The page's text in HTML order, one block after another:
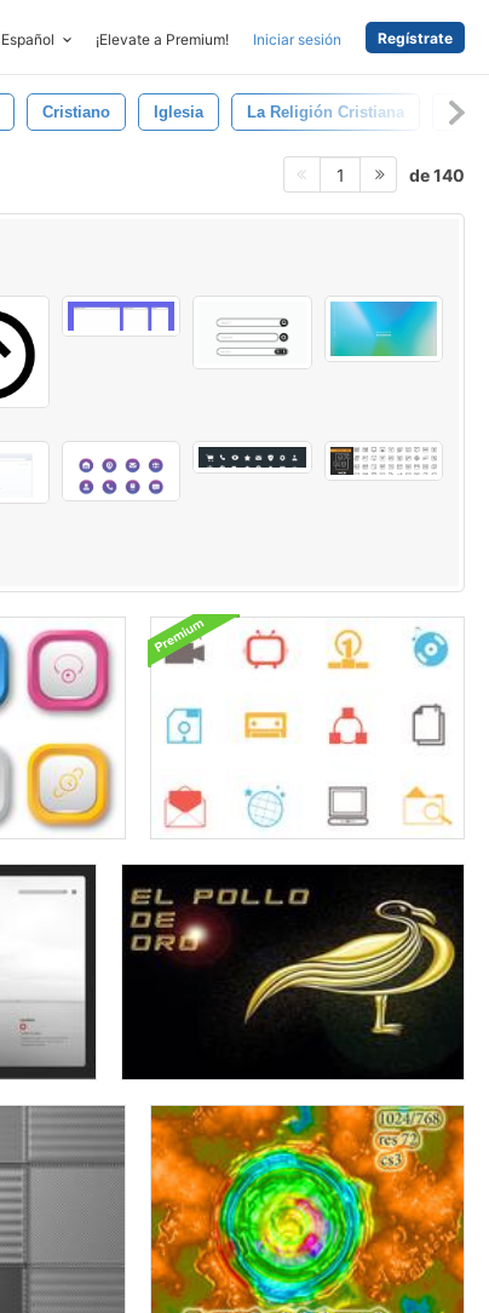
Español ¡Elevate a Premium! Iniciar sesión Regístrate
Cristiano Iglesia La Religión Cristiana
1 de 140